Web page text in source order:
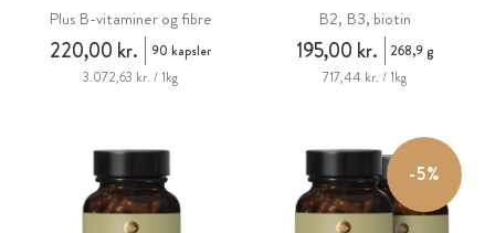
Plus B-vitaminer og fibre
220,00 kr.
90 kapsler
3.072,63 kr. / 1kg
B2, B3, biotin
195,00 kr.
268,9 g
717,44 kr. / 1kg
-5%